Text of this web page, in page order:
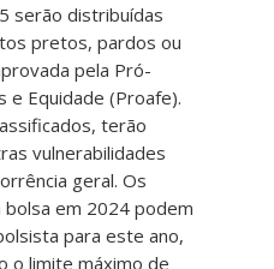
serão distribuídas
pretos, pardos ou
pela Pró-
e Equidade (Proafe).
terão
vulnerabilidades
geral. Os
em 2024 podem
para este ano,
o limite máximo de